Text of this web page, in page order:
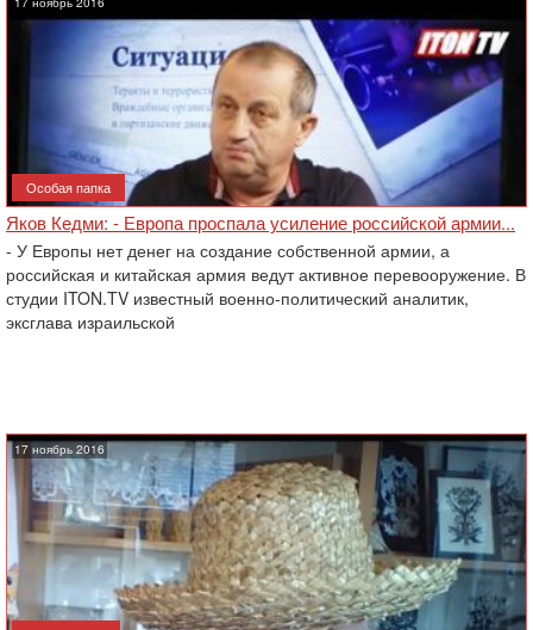
Особая папка
Яков Кедми: - Европа проспала усиление российской армии...
- У Европы нет денег на создание собственной армии, а
российская и китайская армия ведут активное перевооружение. В
студии ITON.TV известный военно-политический аналитик,
эксглава израильской
17 ноябрь 2016